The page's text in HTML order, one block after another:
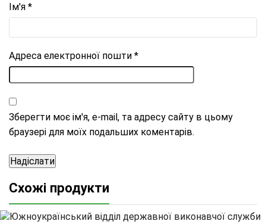
Ім'я *
Адреса електронної пошти *
Зберегти моє ім'я, e-mail, та адресу сайту в цьому
браузері для моїх подальших коментарів.
Схожі продукти